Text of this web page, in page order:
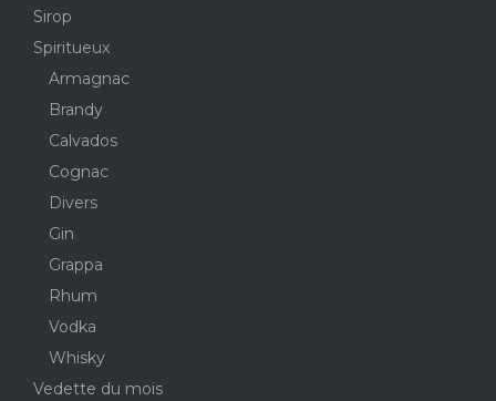
Sirop
Spiritueux
Armagnac
Brandy
Calvados
Cognac
Divers
Gin
Grappa
Rhum
Vodka
Whisky
Vedette du mois